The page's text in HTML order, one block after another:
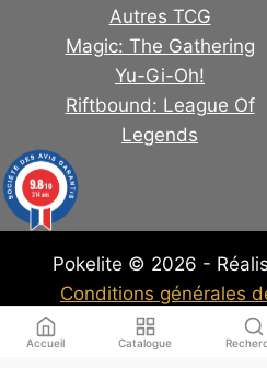
Autres TCG
Magic: The Gathering
Yu-Gi-Oh!
Riftbound: League Of
Legends
Pokelite © 2026 -
Conditions générales
Légales- Politique
Accueil Catalogue
9.8/10
314 avis